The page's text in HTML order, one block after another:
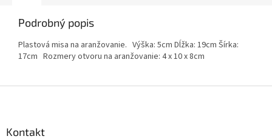
Podrobný popis
Plastová misa na aranžovanie. Výška: 5cm Dĺžka: 19cm Šírka:
17cm Rozmery otvoru na aranžovanie: 4 x 10 x 8cm
Kontakt